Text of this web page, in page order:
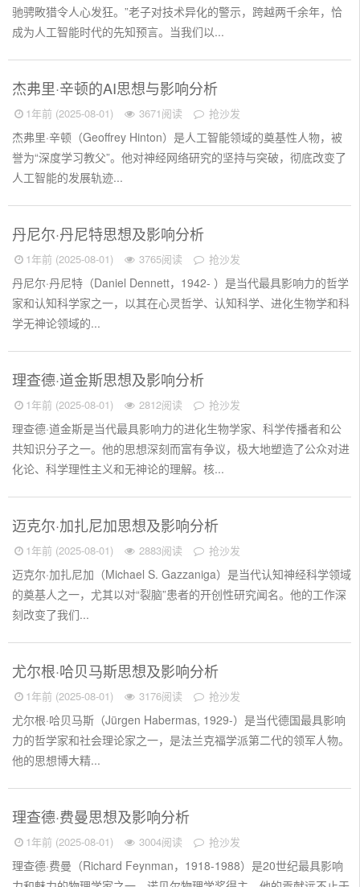
驰骋畋猎令人心发狂。”老子对技术异化的警示，跨越两千余年，恰
成为人工智能时代的先知预言。当我们以...
杰弗里·辛顿的AI思想与影响分析
1年前 (2025-08-01) 3671阅读 抢沙发
杰弗里·辛顿（Geoffrey Hinton）是人工智能领域的奠基性人物，被
誉为“深度学习教父”。他对神经网络研究的坚持与突破，彻底改变了
人工智能的发展轨迹...
丹尼尔·丹尼特思想及影响分析
1年前 (2025-08-01) 3765阅读 抢沙发
丹尼尔·丹尼特（Daniel Dennett，1942- ）是当代最具影响力的哲学
家和认知科学家之一，以其在心灵哲学、认知科学、进化生物学和科
学无神论领域的...
理查德·道金斯思想及影响分析
1年前 (2025-08-01) 2812阅读 抢沙发
理查德·道金斯是当代最具影响力的进化生物学家、科学传播者和公
共知识分子之一。他的思想深刻而富有争议，极大地塑造了公众对进
化论、科学理性主义和无神论的理解。核...
迈克尔·加扎尼加思想及影响分析
1年前 (2025-08-01) 2883阅读 抢沙发
迈克尔·加扎尼加（Michael S. Gazzaniga）是当代认知神经科学领域
的奠基人之一，尤其以对“裂脑”患者的开创性研究闻名。他的工作深
刻改变了我们...
尤尔根·哈贝马斯思想及影响分析
1年前 (2025-08-01) 3176阅读 抢沙发
尤尔根·哈贝马斯（Jürgen Habermas, 1929-）是当代德国最具影响
力的哲学家和社会理论家之一，是法兰克福学派第二代的领军人物。
他的思想博大精...
理查德·费曼思想及影响分析
1年前 (2025-08-01) 3004阅读 抢沙发
理查德·费曼（Richard Feynman，1918-1988）是20世纪最具影响